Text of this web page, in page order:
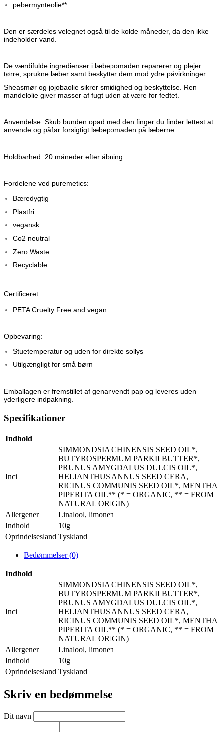
pebermynteolie**
Den er særdeles velegnet også til de kolde måneder, da den ikke
indeholder vand.
De værdifulde ingredienser i læbepomaden reparerer og plejer
tørre, sprukne læber samt beskytter dem mod ydre påvirkninger.
Sheasmør og jojobaolie sikrer smidighed og beskyttelse. Ren
mandelolie giver masser af fugt uden at være for fedtet.
Anvendelse: Skub bunden opad med den finger du finder lettest at
anvende og påfør forsigtigt læbepomaden på læberne.
Holdbarhed: 20 måneder efter åbning.
Fordelene ved puremetics:
Bæredygtig
Plastfri
vegansk
Co2 neutral
Zero Waste
Recyclable
Certificeret:
PETA Cruelty Free and vegan
Opbevaring:
Stuetemperatur og uden for direkte sollys
Utilgængligt for små børn
Emballagen er fremstillet af genanvendt pap og leveres uden
yderligere indpakning.
Specifikationer
Indhold
Inci
SIMMONDSIA CHINENSIS SEED OIL*,
BUTYROSPERMUM PARKII BUTTER*,
PRUNUS AMYGDALUS DULCIS OIL*,
HELIANTHUS ANNUS SEED CERA,
RICINUS COMMUNIS SEED OIL*, MENTHA
PIPERITA OIL** (* = ORGANIC, ** = FROM
NATURAL ORIGIN)
Allergener
Linalool, limonen
Indhold
10g
Oprindelsesland Tyskland
Bedømmelser (0)
Indhold
Inci
SIMMONDSIA CHINENSIS SEED OIL*,
BUTYROSPERMUM PARKII BUTTER*,
PRUNUS AMYGDALUS DULCIS OIL*,
HELIANTHUS ANNUS SEED CERA,
RICINUS COMMUNIS SEED OIL*, MENTHA
PIPERITA OIL** (* = ORGANIC, ** = FROM
NATURAL ORIGIN)
Allergener
Linalool, limonen
Indhold
10g
Oprindelsesland Tyskland
Skriv en bedømmelse
Dit navn